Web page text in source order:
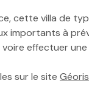
cette villa
à
effectuer une
sur le site